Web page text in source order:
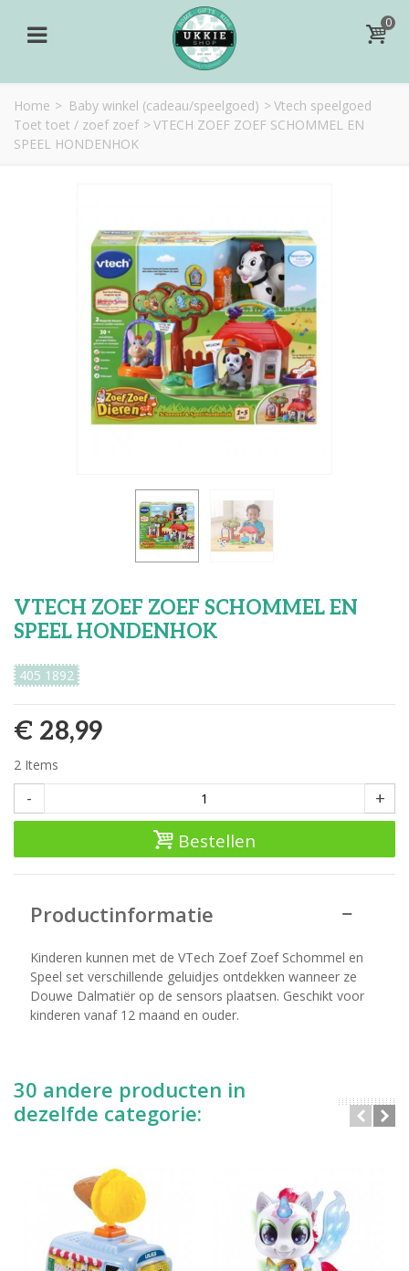
0
Home > Baby winkel (cadeau/speelgoed) > Vtech speelgoed
Toet toet / zoef zoef > VTECH ZOEF ZOEF SCHOMMEL EN
SPEEL HONDENHOK
VTECH ZOEF ZOEF SCHOMMEL EN
SPEEL HONDENHOK
405 1892
€ 28,99
2 Items
- +
Bestellen
Productinformatie
Kinderen kunnen met de VTech Zoef Zoef Schommel en
Speel set verschillende geluidjes ontdekken wanneer ze
Douwe Dalmatiër op de sensors plaatsen. Geschikt voor
kinderen vanaf 12 maand en ouder.
30 andere producten in
dezelfde categorie: